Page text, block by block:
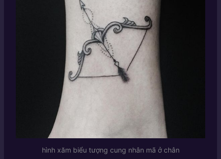
hình xăm biểu tượng cung nhân mã ở chân